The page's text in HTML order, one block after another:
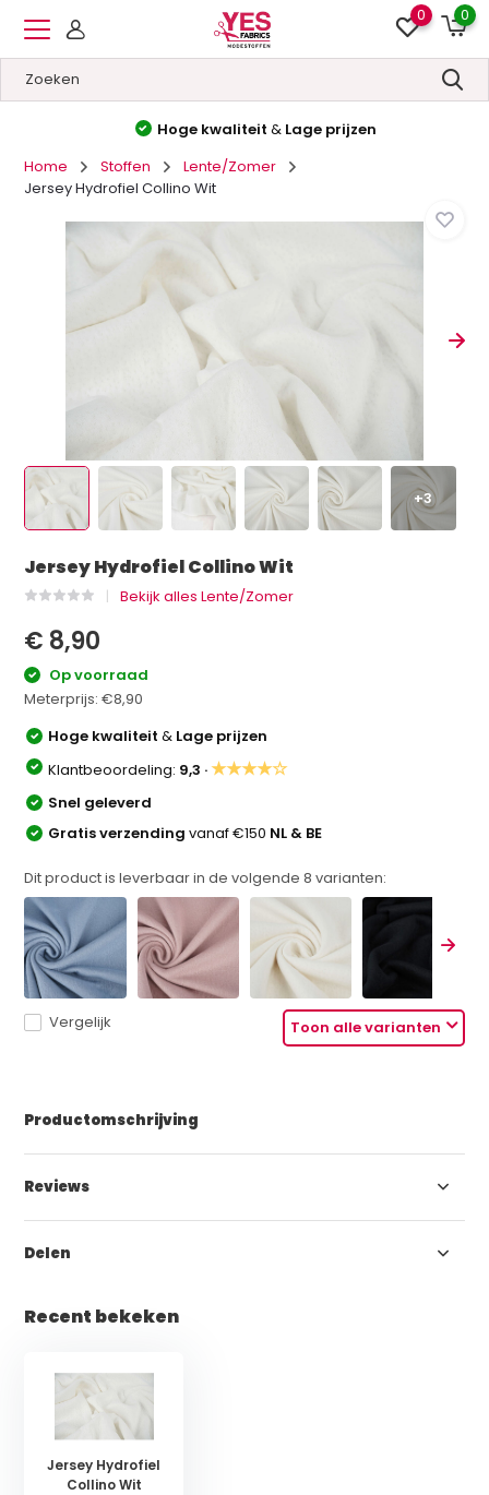
0 0
Hoge kwaliteit&Lage prijzen
Home
Stoffen
Lente/Zomer
Jersey Hydrofiel Collino Wit
+3
Jersey Hydrofiel Collino Wit
Bekijk alles Lente/Zomer
€ 8,90
Op voorraad
Meterprijs:€8,90
Hoge kwaliteit& Lage prijzen
Klantbeoordeling: 9,3 ·★★★★☆
Snel geleverd
Gratis verzendingvanaf €150 NL & BE
Dit product is leverbaar in de volgende8 varianten:
Toon alle varianten
Vergelijk
Productomschrijving
Reviews
Delen
Recent bekeken
Jersey Hydrofiel
Collino Wit